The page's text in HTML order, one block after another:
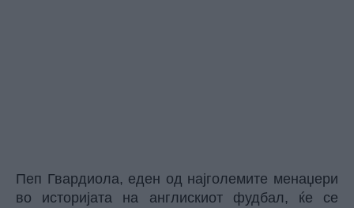
Пеп Гвардиола, еден од најголемите менаџери
во историјата на англискиот фудбал, ќе се